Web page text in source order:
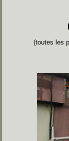
(toutes les